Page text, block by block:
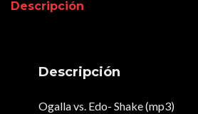
Descripción
Descripción
Ogalla vs. Edo- Shake (mp3)